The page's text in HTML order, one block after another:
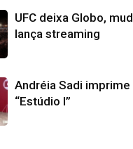
UFC deixa Globo,
lança streaming
Andréia Sadi
“Estúdio I”